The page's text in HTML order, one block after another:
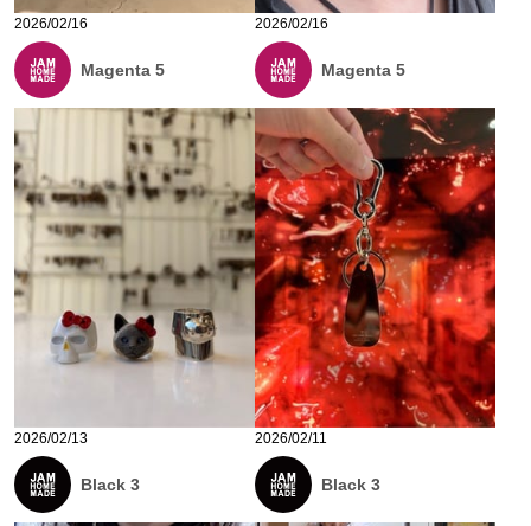
2026/02/16
Magenta 5
2026/02/16
Magenta 5
2026/02/13
Black 3
2026/02/11
Black 3